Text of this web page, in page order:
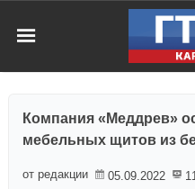
Компания «Меддрев»
мебельных щитов из
от редакции 05.09.2022